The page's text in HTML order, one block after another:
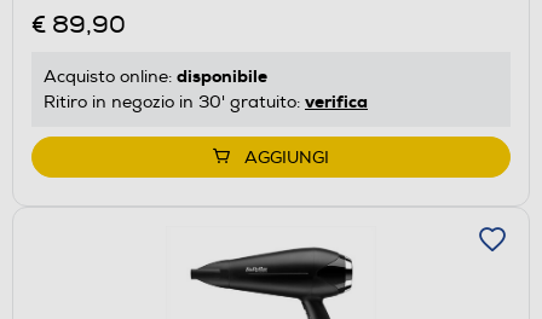
€ 89,90
Acquisto online: disponibile
Ritiro in negozio in 30' gratuito: verifica
AGGIUNGI